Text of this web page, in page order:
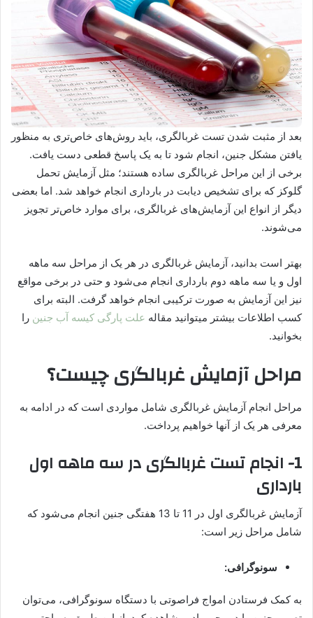
بعد از مثبت شدن تست غربالگری، باید روش‌های خاص‌تری به منظور
یافتن مشکل جنین، انجام شود تا به یک پاسخ قطعی دست یافت.
برخی از این مراحل غربالگری ساده هستند؛ مثل آزمایش تحمل
گلوکز که برای تشخیص دیابت در بارداری انجام خواهد شد. اما بعضی
دیگر از انواع این آزمایش‌های غربالگری، برای موارد خاص‌تر تجویز
می‌شوند.
بهتر است بدانید، آزمایش غربالگری در هر یک از مراحل سه ماهه
اول و یا سه ماهه دوم بارداری انجام می‌شود و حتی در برخی مواقع
نیز این آزمایش به صورت ترکیبی انجام خواهد گرفت. البته برای
کسب اطلاعات بیشتر میتوانید مقاله علت پارگی کیسه آب جنین را
بخوانید.
مراحل آزمایش غربالگری چیست؟
مراحل انجام آزمایش غربالگری شامل مواردی است که در ادامه به
معرفی هر یک از آنها خواهیم پرداخت.
1- انجام تست غربالگری در سه ماهه اول
بارداری
آزمایش غربالگری اول در 11 تا 13 هفتگی جنین انجام می‌شود که
شامل مراحل زیر است:
سونوگرافی:
به کمک فرستادن امواج فراصوتی با دستگاه سونوگرافی، می‌توان